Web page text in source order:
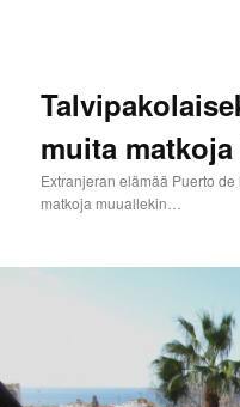
muita matkoja
Extranjeran elämää Puerto
matkoja muuallekin…